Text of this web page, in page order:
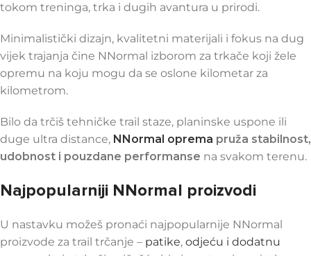
tokom treninga, trka i dugih avantura u prirodi.
Minimalistički dizajn, kvalitetni materijali i fokus na dug
vijek trajanja čine NNormal izborom za trkače koji žele
opremu na koju mogu da se oslone kilometar za
kilometrom.
Bilo da trčiš tehničke trail staze, planinske uspone ili
duge ultra distance, NNormal oprema pruža stabilnost,
udobnost i pouzdane performanse na svakom terenu.
Najpopularniji NNormal proizvodi
U nastavku možeš pronaći najpopularnije NNormal
proizvode za trail trčanje – patike, odjeću i dodatnu